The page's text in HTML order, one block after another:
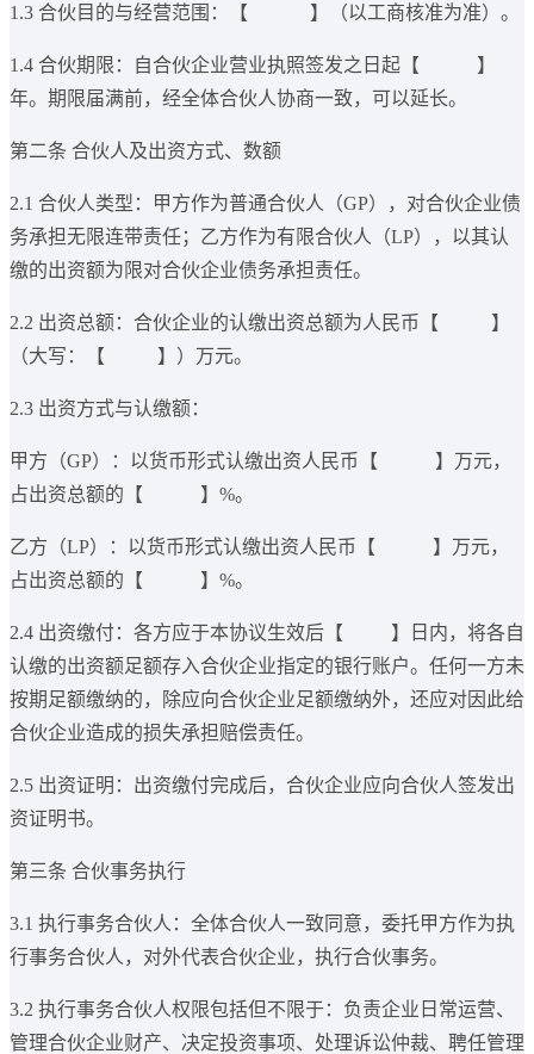
1.3 合伙目的与经营范围：【 】（以工商核准为准）。
1.4 合伙期限：自合伙企业营业执照签发之日起【 】
年。期限届满前，经全体合伙人协商一致，可以延长。
第二条 合伙人及出资方式、数额
2.1 合伙人类型：甲方作为普通合伙人（GP），对合伙企业债
务承担无限连带责任；乙方作为有限合伙人（LP），以其认
缴的出资额为限对合伙企业债务承担责任。
2.2 出资总额：合伙企业的认缴出资总额为人民币【 】
（大写：【 】）万元。
2.3 出资方式与认缴额：
甲方（GP）：以货币形式认缴出资人民币【 】万元，
占出资总额的【 】%。
乙方（LP）：以货币形式认缴出资人民币【 】万元，
占出资总额的【 】%。
2.4 出资缴付：各方应于本协议生效后【 】日内，将各自
认缴的出资额足额存入合伙企业指定的银行账户。任何一方未
按期足额缴纳的，除应向合伙企业足额缴纳外，还应对因此给
合伙企业造成的损失承担赔偿责任。
2.5 出资证明：出资缴付完成后，合伙企业应向合伙人签发出
资证明书。
第三条 合伙事务执行
3.1 执行事务合伙人：全体合伙人一致同意，委托甲方作为执
行事务合伙人，对外代表合伙企业，执行合伙事务。
3.2 执行事务合伙人权限包括但不限于：负责企业日常运营、
管理合伙企业财产、决定投资事项、处理诉讼仲裁、聘任管理